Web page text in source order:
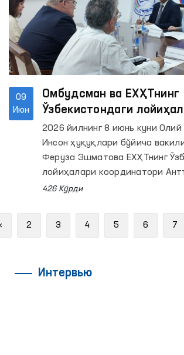
09
Июн
Омбудсман ва ЕХҲТнинг
Ўзбекистондаги
координатори
ҳамкорлик
қилинди
2026 йилнинг 8 июнь куни
Инсон ҳуқуқлари бўйича
Феруза Эшматова ЕХҲТнинг
лойиҳалари координатори
билан учрашди.
426 Кўрди
Previous
2 3 4 5 6 7
Интервью